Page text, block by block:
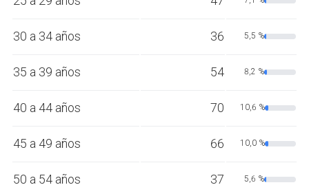
30 a 34 años 36 5,5 %
35 a 39 años 54 8,2 %
40 a 44 años 70 10,6 %
45 a 49 años 66 10,0 %
50 a 54 años 37 5,6 %